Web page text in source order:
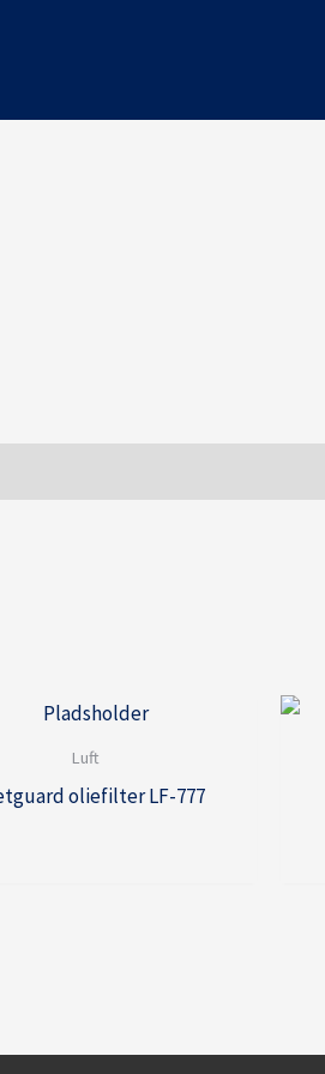
Luft
oliefilter LF-777